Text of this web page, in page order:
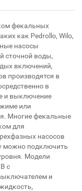
фекальных
как Pedrollo, Wilo,
насосы
сточной воды,
включений,
производятся в
в
и выключение
или
Многие фекальные
для
насосов
можно подключить
Модели
с
и